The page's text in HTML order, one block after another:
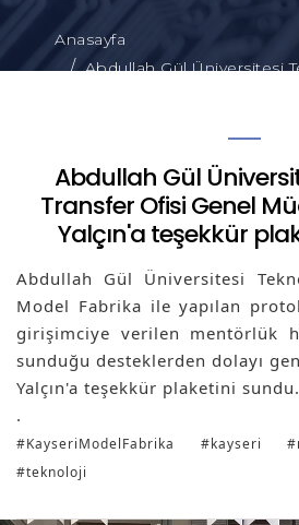
Anasayfa
Abdullah Gül Üniversitesi
Abdullah Gül
Transfer Ofisi Genel
Yalçın'a teşekkür
Abdullah Gül Üniversitesi
Model Fabrika ile yapılan
girişimciye verilen mentörlük
sunduğu desteklerden dolayı
Yalçın'a teşekkür plaketini sundu.
.
#KayseriModelFabrika #kayseri
#teknoloji